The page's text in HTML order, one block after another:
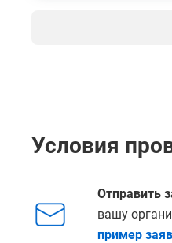
Условия
Отправить
вашу
пример